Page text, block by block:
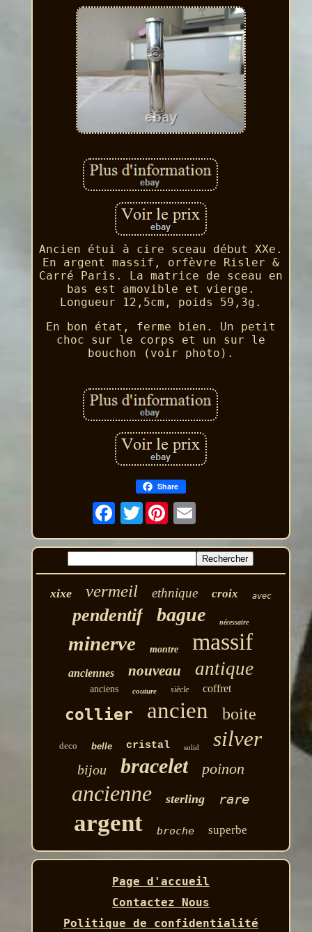
Ancien étui à cire sceau début XXe.
En argent massif, orfèvre Risler &
Carré Paris. La matrice de sceau en
bas est amovible et vierge.
Longueur 12,5cm, poids 59,3g.
En bon état, ferme bien. Un petit
choc sur le corps et un sur le
bouchon (voir photo).
Share
Twitter
xixe vermeil ethnique croix avec
pendentif bague nécessaire
minerve montre massif
anciennes nouveau antique
anciens couture siècle coffret
collier ancien boite
deco belle cristal solid silver
bijou bracelet poinon
ancienne sterling rare
argent broche superbe
Page d'accueil
Contactez Nous
Politique de confidentialité